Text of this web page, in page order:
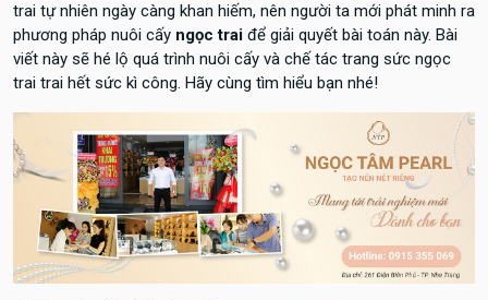
trai tự nhiên ngày càng khan hiếm, nên người ta mới phát minh ra
phương pháp nuôi cấy ngọc trai để giải quyết bài toán này. Bài
viết này sẽ hé lộ quá trình nuôi cấy và chế tác trang sức ngọc
trai trai hết sức kì công. Hãy cùng tìm hiểu bạn nhé!